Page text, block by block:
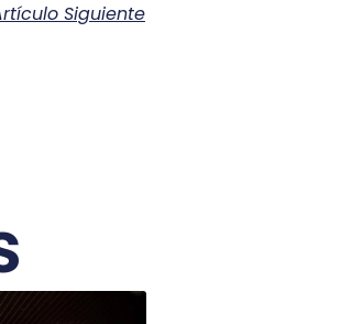
Siguiente